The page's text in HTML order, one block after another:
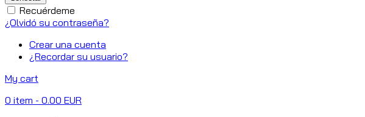
Recuérdeme
¿Olvidó su contraseña?
Crear una cuenta
¿Recordar su usuario?
My cart
0 item - 0.00 EUR